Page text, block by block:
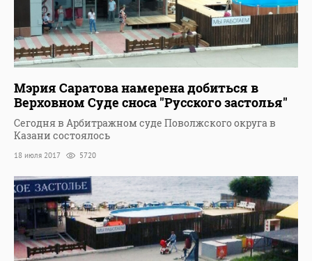
Мэрия Саратова намерена добиться в
Верховном Суде сноса "Русского застолья"
Сегодня в Арбитражном суде Поволжского округа в
Казани состоялось
18 июля 2017 5720